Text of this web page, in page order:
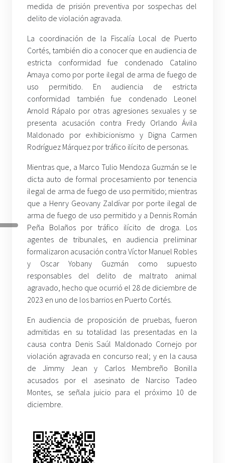
medida de prisión preventiva por sospechas del
delito de violación agravada.
La coordinación de la Fiscalía Local de Puerto
Cortés, también dio a conocer que en audiencia de
estricta conformidad fue condenado Catalino
Amaya como por porte ilegal de arma de fuego de
uso permitido. En audiencia de estricta
conformidad también fue condenado Leonel
Arnold Rápalo por otras agresiones sexuales y se
presenta acusación contra Fredy Orlando Ávila
Maldonado por exhibicionismo y Digna Carmen
Rodríguez Márquez por tráfico ilícito de personas.
Mientras que, a Marco Tulio Mendoza Guzmán se le
dicta auto de formal procesamiento por tenencia
ilegal de arma de fuego de uso permitido; mientras
que a Henry Geovany Zaldívar por porte ilegal de
arma de fuego de uso permitido y a Dennis Román
Peña Bolaños por tráfico ilícito de droga. Los
agentes de tribunales, en audiencia preliminar
formalizaron acusación contra Víctor Manuel Robles
y Oscar Yobany Guzmán como supuesto
responsables del delito de maltrato animal
agravado, hecho que ocurrió el 28 de diciembre de
2023 en uno de los barrios en Puerto Cortés.
En audiencia de proposición de pruebas, fueron
admitidas en su totalidad las presentadas en la
causa contra Denis Saúl Maldonado Cornejo por
violación agravada en concurso real; y en la causa
de Jimmy Jean y Carlos Membreño Bonilla
acusados por el asesinato de Narciso Tadeo
Montes, se señala juicio para el próximo 10 de
diciembre.